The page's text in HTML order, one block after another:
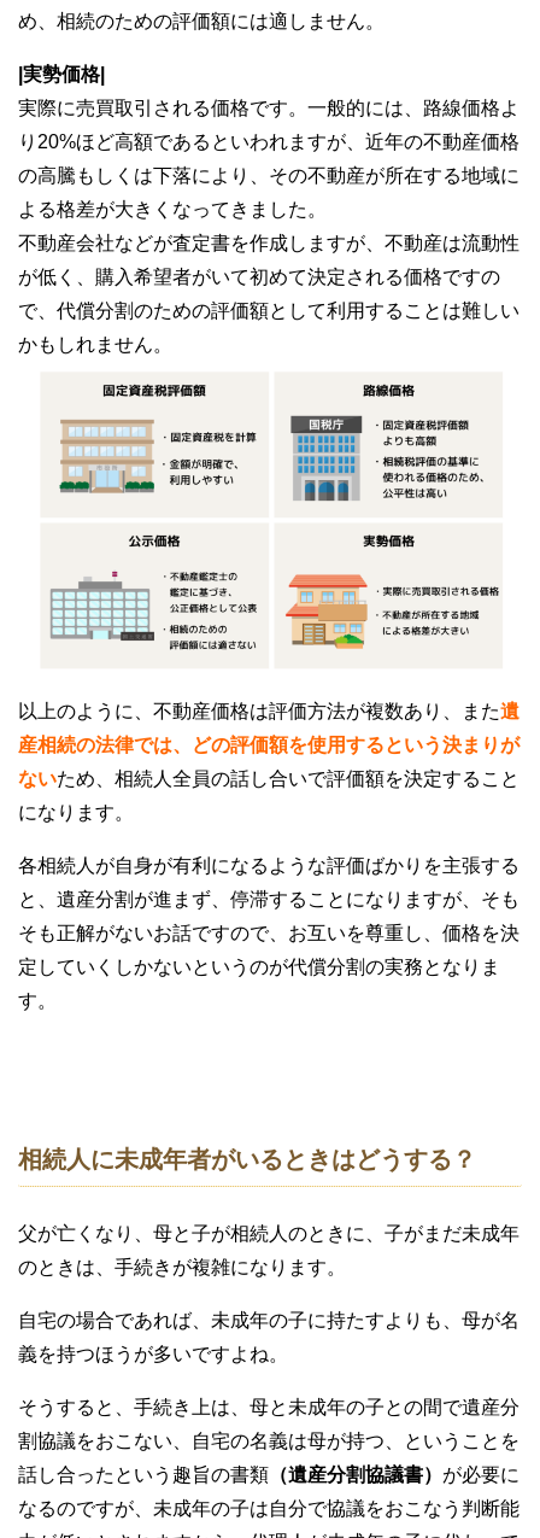
め、相続のための評価額には適しません。
|実勢価格|
実際に売買取引される価格です。一般的には、路線価格よ
り20%ほど高額であるといわれますが、近年の不動産価格
の高騰もしくは下落により、その不動産が所在する地域に
よる格差が大きくなってきました。
不動産会社などが査定書を作成しますが、不動産は流動性
が低く、購入希望者がいて初めて決定される価格ですの
で、代償分割のための評価額として利用することは難しい
かもしれません。
以上のように、不動産価格は評価方法が複数あり、また遺
産相続の法律では、どの評価額を使用するという決まりが
ないため、相続人全員の話し合いで評価額を決定すること
になります。
各相続人が自身が有利になるような評価ばかりを主張する
と、遺産分割が進まず、停滞することになりますが、そも
そも正解がないお話ですので、お互いを尊重し、価格を決
定していくしかないというのが代償分割の実務となりま
す。
相続人に未成年者がいるときはどうする？
父が亡くなり、母と子が相続人のときに、子がまだ未成年
のときは、手続きが複雑になります。
自宅の場合であれば、未成年の子に持たすよりも、母が名
義を持つほうが多いですよね。
そうすると、手続き上は、母と未成年の子との間で遺産分
割協議をおこない、自宅の名義は母が持つ、ということを
話し合ったという趣旨の書類 （遺産分割協議書） が必要に
なるのですが、未成年の子は自分で協議をおこなう判断能